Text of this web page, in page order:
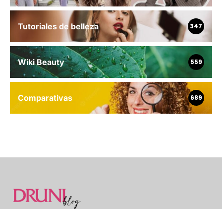
Tutoriales de belleza 347
Wiki Beauty 559
Comparativas 689